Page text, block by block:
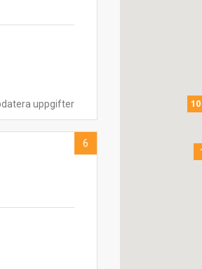
uppgifter
6
10